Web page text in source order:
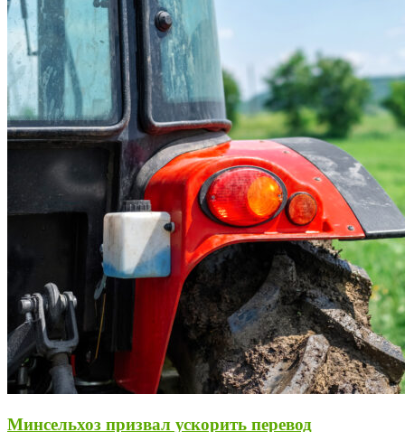
Минсельхоз призвал ускорить перевод